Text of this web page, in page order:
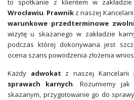
to spotkanie z klientem w
Wrocławiu. Prawnik z naszej
warunkowe przedterminowe
wizytę u skazanego w zakładzie
podczas której dokonywana jest
ocena szans powodzenia złożenia
Każdy adwokat z naszej Kancelarii
sprawach karnych. Rozumiemy
skazanym, przygotowanie go do